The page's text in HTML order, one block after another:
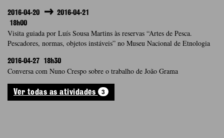
2016-04-20
2016-04-21
18h00
Visita guiada por Luís Sousa Martins às reservas “Artes de Pesca.
Pescadores, normas, objetos instáveis” no Museu Nacional de Etnologia
2016-04-27 18h30
Conversa com Nuno Crespo sobre o trabalho de João Grama
Ver todas as atividades 3